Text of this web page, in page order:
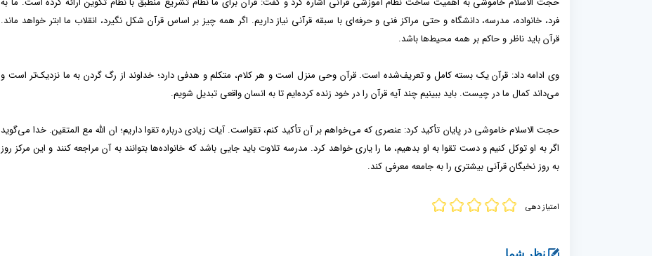
فرد، خانواده، مدرسه، دانشگاه و حتی مراکز فنی و حرفه‌ای با سبقه قرآنی نیاز داریم. اگر همه چیز بر اساس قرآن شکل نگیرد، انقلاب ما ابتر خواهد ماند.
قرآن باید ناظر و حاکم بر همه محیط‌ها باشد.
وی ادامه داد: قرآن یک بسته کامل و تعریف‌شده است. قرآن وحی منزل است و هر کلام، متکلم و هدفی دارد؛ خداوند از رگ گردن به ما نزدیک‌تر است و
می‌داند کمال ما در چیست. باید ببینیم چند آیه قرآن را در خود زنده کرده‌ایم تا به انسان واقعی تبدیل شویم.
حجت الاسلام خاموشی در پایان تأکید کرد: عنصری که می‌خواهم بر آن تأکید کنم، تقواست. آیات زیادی درباره تقوا داریم؛ ان الله مع المتقین. خدا می‌گوید
اگر به او توکل کنیم و دست تقوا به او بدهیم، ما را یاری خواهد کرد. مدرسه تلاوت باید جایی باشد که خانواده‌ها بتوانند به آن مراجعه کنند و این مرکز روز
به روز نخبگان قرآنی بیشتری را به جامعه معرفی کند.
امتیاز دهی
نظر شما